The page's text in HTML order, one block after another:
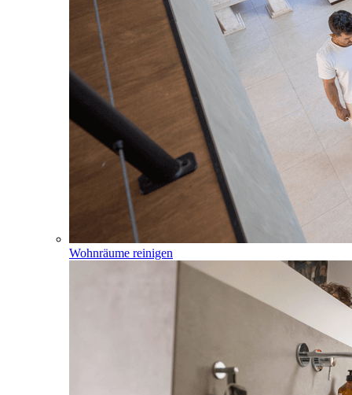
Wohnräume reinigen